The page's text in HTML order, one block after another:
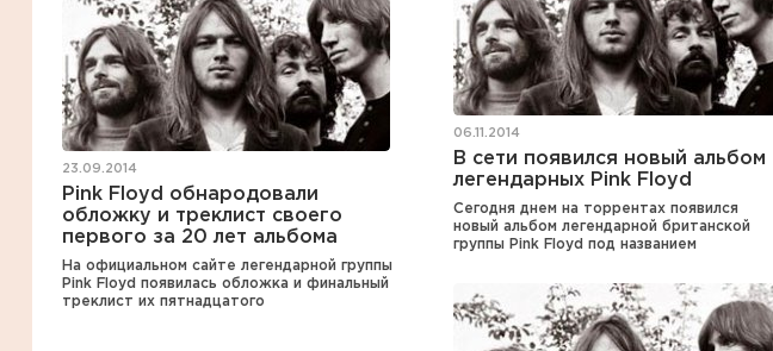
06.11.2014
В сети появился новый альбом
легендарных Pink Floyd
Сегодня днем на торрентах появился
новый альбом легендарной британской
группы Pink Floyd под названием
23.09.2014
Pink Floyd обнародовали
обложку и треклист своего
первого за 20 лет альбома
На официальном сайте легендарной группы
Pink Floyd появилась обложка и финальный
треклист их пятнадцатого